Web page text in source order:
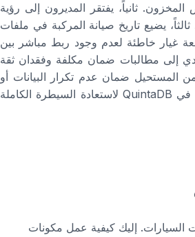
ثانياً، يفتقر المديرون إلى رؤية
يضيع تاريخ صيانة المركبة في ملفات
غيار خاطئة لعدم وجود ربط مباشر بين
إلى مطالبات ضمان مكلفة وفقدان ثقة
المستحيل ضمان عدم تكرار البيانات أو
تحديثها بشكل متزامن. هنا يبرز دور قاعدة البيانات العلائقية واللوحات الإرشادية المركزية في QuintaDB لاستعادة السيطرة الكاملة
السيارات. إليك كيفية عمل مكونات